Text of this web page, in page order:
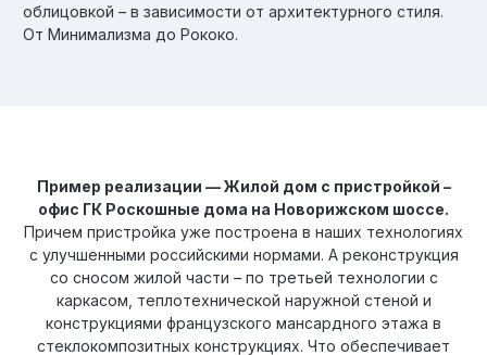
облицовкой – в зависимости от архитектурного стиля.
От Минимализма до Рококо.
Пример реализации — Жилой дом с пристройкой –
офис ГК Роскошные дома на Новорижском шоссе.
Причем пристройка уже построена в наших технологиях
с улучшенными российскими нормами. А реконструкция
со сносом жилой части – по третьей технологии с
каркасом, теплотехнической наружной стеной и
конструкциями французского мансардного этажа в
стеклокомпозитных конструкциях. Что обеспечивает